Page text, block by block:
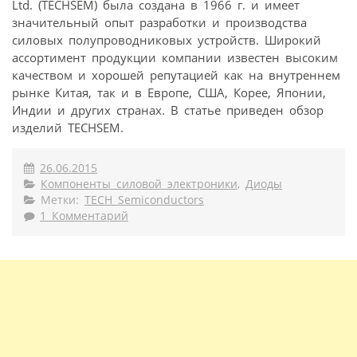
Ltd. (TECHSEM) была создана в 1966 г. и имеет
значительный опыт разработки и производства
силовых полупроводниковых устройств. Широкий
ассортимент продукции компании известен высоким
качеством и хорошей репутацией как на внутреннем
рынке Китая, так и в Европе, США, Корее, Японии,
Индии и других странах. В статье приведен обзор
изделий TECHSEM.
26.06.2015
Компоненты силовой электроники, Диоды
Метки: TECH Semiconductors
1 Комментарий